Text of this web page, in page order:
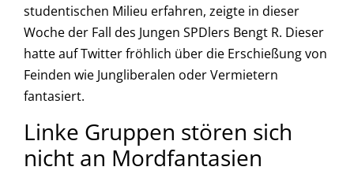
studentischen Milieu erfahren, zeigte in dieser
Woche der Fall des Jungen SPDlers Bengt R. Dieser
hatte auf Twitter fröhlich über die Erschießung von
Feinden wie Jungliberalen oder Vermietern
fantasiert.
Linke Gruppen stören sich
nicht an Mordfantasien